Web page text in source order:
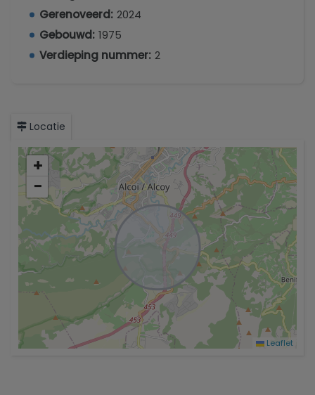
Gerenoveerd: 2024
Gebouwd: 1975
Verdieping nummer: 2
Locatie
+
−
Leaflet